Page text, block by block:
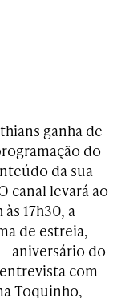
ganha de
do
da sua
canal levará ao
17h30, a
de estreia,
aniversário do
com
Toquinho,